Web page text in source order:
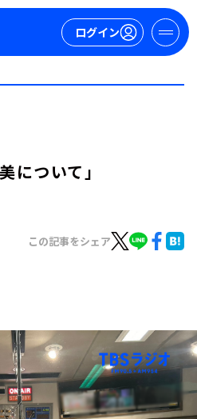
ログイン
について」
この記事をシェア